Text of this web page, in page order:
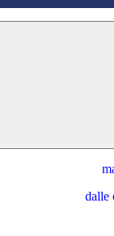
dalle